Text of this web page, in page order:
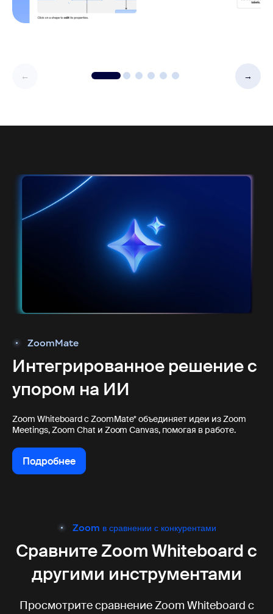
ZoomMate
Интегрированное решение с
упором на ИИ
Zoom Whiteboard с ZoomMate* объединяет идеи из Zoom
Meetings, Zoom Chat и Zoom Canvas, помогая в работе.
Подробнее
Подробнее
Zoom в сравнении с конкурентами
Сравните Zoom Whiteboardс
другими инструментами
Просмотрите сравнение Zoom Whiteboard с